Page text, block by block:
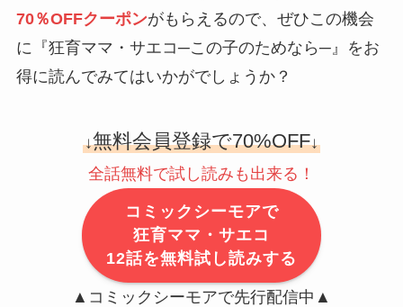
70％OFFクーポンがもらえるので、ぜひこの機会
に『狂育ママ・サエコ─この子のためなら─』をお
得に読んでみてはいかがでしょうか？
↓無料会員登録で70%OFF↓
全話無料で試し読みも出来る！
コミックシーモアで
狂育ママ・サエコ
12話を無料試し読みする
▲コミックシーモアで先行配信中▲